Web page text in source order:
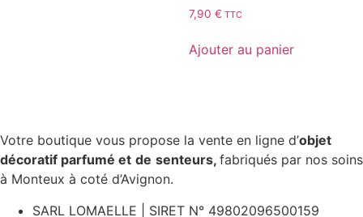
7,90 € TTC
Ajouter au panier
Votre boutique vous propose la vente en ligne d’objet
décoratif parfumé et de senteurs, fabriqués par nos soins
à Monteux à coté d’Avignon.
SARL LOMAELLE | SIRET N° 49802096500159